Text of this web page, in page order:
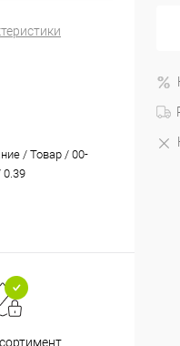
/ Товар / 00-
0.39